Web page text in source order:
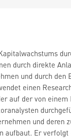
durch direkte
und durch den
einen
auf der von einem
und deren
aufbaut. Er verfolgt